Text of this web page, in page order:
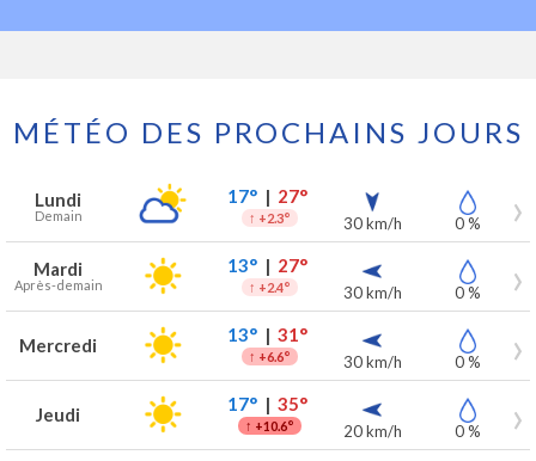
MÉTÉO DES PROCHAINS JOURS
Prévisions météo à Attiches pour les 7 prochains jours
Jour Météo Températures Vent Précipitations
Lundi
Demain
17°| 27°
↑ +2.3° 30 km/h 0 %
Mardi
Après-demain
13°| 27°
↑ +2.4° 30 km/h 0 %
Mercredi 13°| 31°
↑ +6.6° 30 km/h 0 %
Jeudi 17°| 35°
↑ +10.6° 20 km/h 0 %